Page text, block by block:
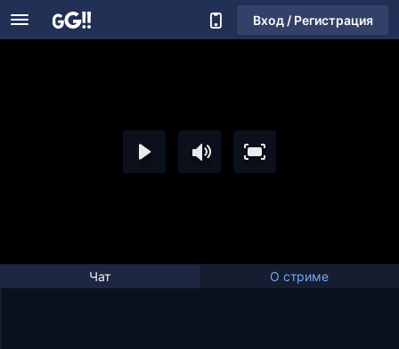
Вход / Регистрация
Чат О стриме